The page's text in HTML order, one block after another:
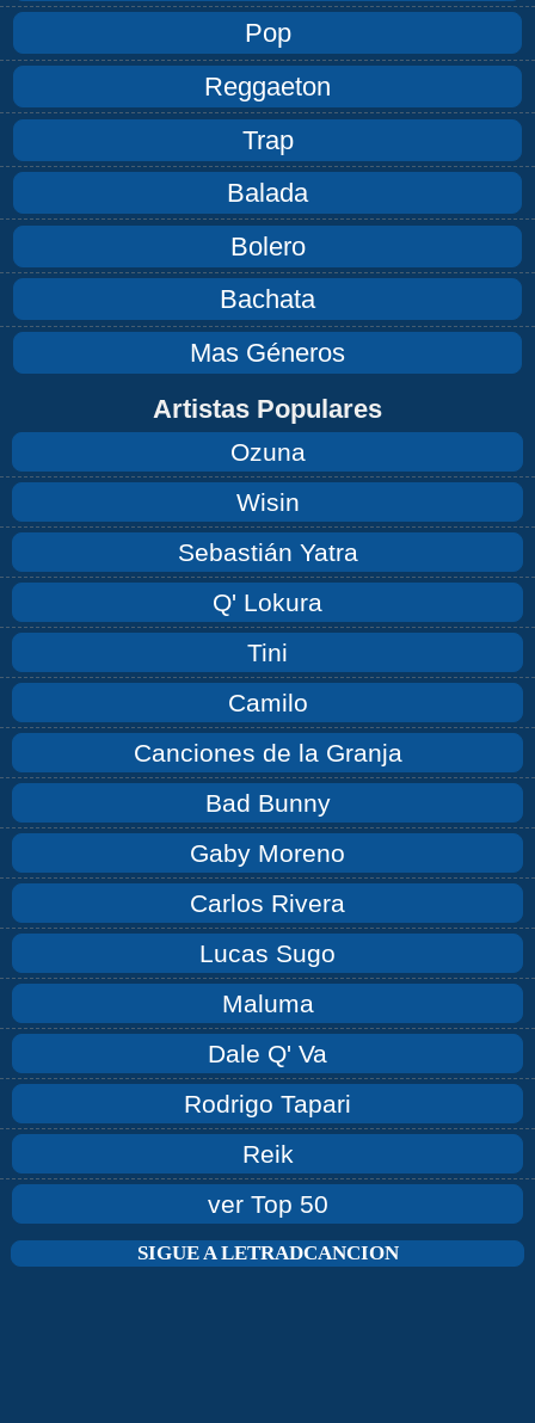
Pop
Reggaeton
Trap
Balada
Bolero
Bachata
Mas Géneros
Artistas Populares
Ozuna
Wisin
Sebastián Yatra
Q' Lokura
Tini
Camilo
Canciones de la Granja
Bad Bunny
Gaby Moreno
Carlos Rivera
Lucas Sugo
Maluma
Dale Q' Va
Rodrigo Tapari
Reik
ver Top 50
SIGUE A LETRADCANCION